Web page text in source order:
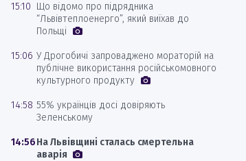
15:10 Що відомо про підрядника
“Львівтеплоенерго”, який виїхав до
Польщі
15:06 У Дрогобичі запроваджено мораторій на
публічне використання російськомовного
культурного продукту
14:58 55% українців досі довіряють
Зеленському
14:56На Львівщині сталась смертельна
аварія